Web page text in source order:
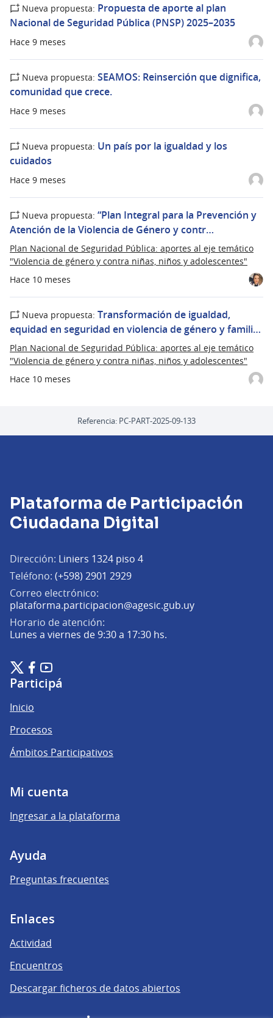
Hace 9 meses
Nueva propuesta: Propuesta de aporte al plan
Nacional de Seguridad Pública (PNSP) 2025–2035
Hace 9 meses
Nueva propuesta: SEAMOS: Reinserción que dignifica,
comunidad que crece.
Hace 9 meses
Nueva propuesta: Un país por la igualdad y los
cuidados
Hace 10 meses
Nueva propuesta: “Plan Integral para la Prevención y
Atención de la Violencia de Género y contr…
Plan Nacional de Seguridad Pública: aportes al eje temático
"Violencia de género y contra niñas, niños y adolescentes"
Hace 10 meses
Nueva propuesta: Transformación de igualdad,
equidad en seguridad en violencia de género y famili…
Plan Nacional de Seguridad Pública: aportes al eje temático
"Violencia de género y contra niñas, niños y adolescentes"
Referencia: PC-PART-2025-09-133
Plataforma de Participación
Ciudadana Digital
Dirección: Liniers 1324 piso 4
Teléfono: (+598) 2901 2929
Correo electrónico:
plataforma.participacion@agesic.gub.uy(Abrir en una
Horario de atención:
Lunes a viernes de 9:30 a 17:30 hs.
Plataforma de Participación Ciudadana Digital en X
(Enlace externo)
Plataforma de Participación Ciudadana Digital en Facebook
(Enlace externo)
Plataforma de Participación Ciudadana Digital en
(Enlace externo)
Participá
Inicio
Procesos
Ámbitos Participativos
Mi cuenta
Ingresar a la plataforma
Ayuda
Preguntas frecuentes
Enlaces
Actividad
Encuentros
Descargar ficheros de datos abiertos